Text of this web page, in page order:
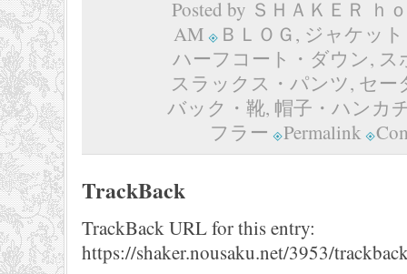
Posted by ＳＨＡＫＥＲ ｈ
AM
ＢＬＯＧ, ジャケッ
ハーフコート・ダウン, ス
スラックス・パンツ, セー
バック・靴, 帽子・ハンカ
フラー
Permalink
TrackBack
TrackBack URL for this entry:
https://shaker.nousaku.net/3953/